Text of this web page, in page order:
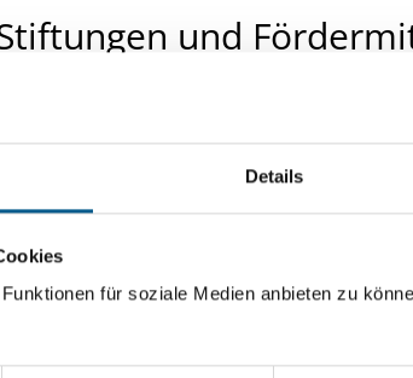
Details
für soziale Medien anbieten zu
und
Unterstützung für ein Projekt oder ein
und Stiftungsdatenbank
Ergebnisse können durch die Wahl